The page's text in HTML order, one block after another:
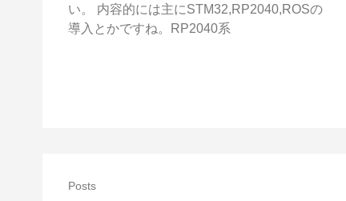
い。 内容的には主にSTM32,RP2040,ROSの
導入とかですね。RP2040系
Posts